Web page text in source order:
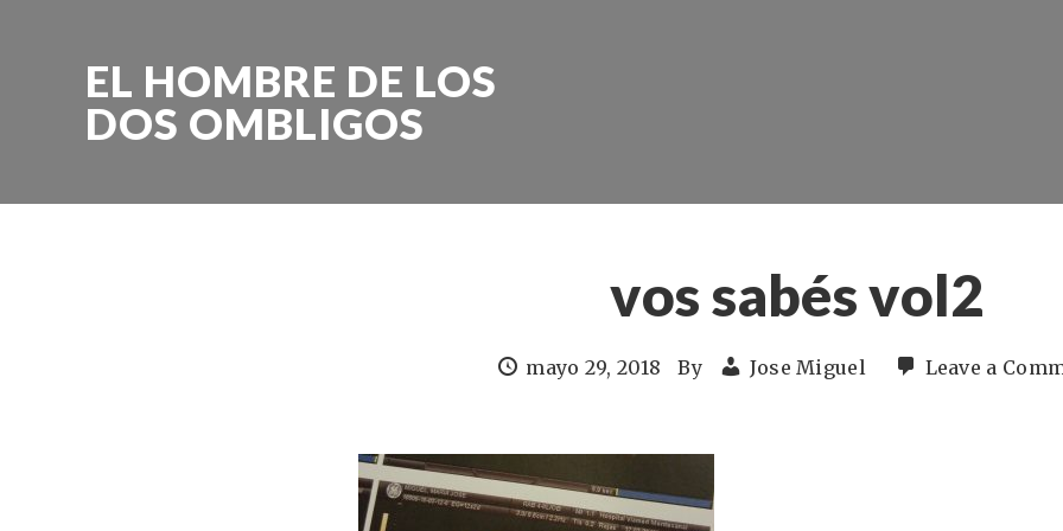
EL HOMBRE DE LOS
DOS OMBLIGOS
vos sabés vol2
mayo 29, 2018 By Jose Miguel Leave a